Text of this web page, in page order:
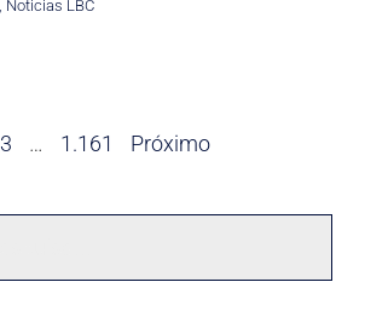
Noticias LBC
3 … 1.161 Próximo